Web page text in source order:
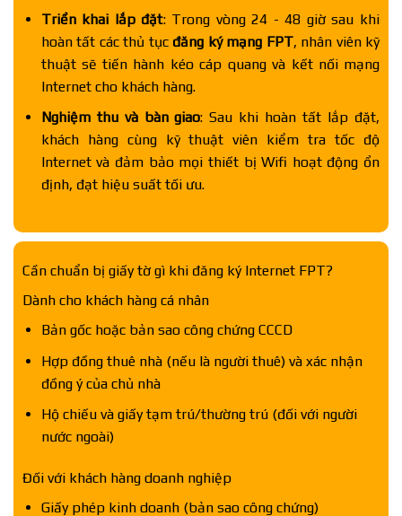
Triển khai lắp đặt: Trong vòng 24 - 48 giờ sau khi
hoàn tất các thủ tục đăng ký mạng FPT, nhân viên kỹ
thuật sẽ tiến hành kéo cáp quang và kết nối mạng
Internet cho khách hàng.
Nghiệm thu và bàn giao: Sau khi hoàn tất lắp đặt,
khách hàng cùng kỹ thuật viên kiểm tra tốc độ
Internet và đảm bảo mọi thiết bị Wifi hoạt động ổn
định, đạt hiệu suất tối ưu.
Cần chuẩn bị giấy tờ gì khi đăng ký Internet FPT?
Dành cho khách hàng cá nhân
Bản gốc hoặc bản sao công chứng CCCD
Hợp đồng thuê nhà (nếu là người thuê) và xác nhận
đồng ý của chủ nhà
Hộ chiếu và giấy tạm trú/thường trú (đối với người
nước ngoài)
Đối với khách hàng doanh nghiệp
Giấy phép kinh doanh (bản sao công chứng)